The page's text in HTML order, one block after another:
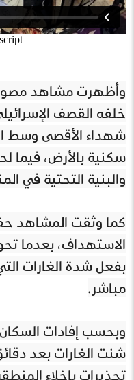
وأظهرت مشاهد مصورة
خلفه القصف
شهداء الأقصى وسط
سكنية بالأرض، فيما
والبنية التحتية في
كما وثقت المشاهد
الاستهداف، بعدما
بفعل شدة الغارات
مباشر.
وبحسب إفادات السكان،
شنت الغارات بعد
تحذيرات بإخلاء